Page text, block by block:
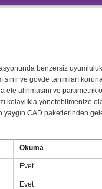
benzersiz
sınır ve gövde tanımları
ele alınmasını ve
kolaylıkla yönetebilmenize
CAD paketlerinden
Okuma
Evet
Evet